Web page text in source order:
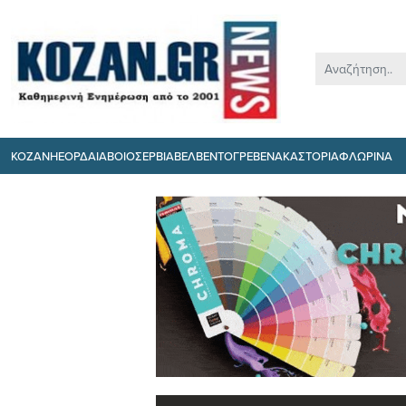
ΚΟΖΑΝΗΕΟΡΔΑΙΑΒΟΙΟΣΕΡΒΙΑΒΕΛΒΕΝΤΟΓΡΕΒΕΝΑΚΑΣΤΟΡΙΑΦΛΩΡΙΝΑ